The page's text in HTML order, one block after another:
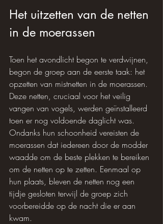
Het uitzetten van de netten
in de moerassen
Toen het avondlicht begon te verdwijnen,
begon de groep aan de eerste taak: het
opzetten van mistnetten in de moerassen.
Deze netten, cruciaal voor het veilig
vangen van vogels, werden geïnstalleerd
toen er nog voldoende daglicht was.
Ondanks hun schoonheid vereisten de
moerassen dat iedereen door de modder
waadde om de beste plekken te bereiken
om de netten op te zetten. Eenmaal op
hun plaats, bleven de netten nog een
tijdje gesloten terwijl de groep zich
voorbereidde op de nacht die er aan
kwam.